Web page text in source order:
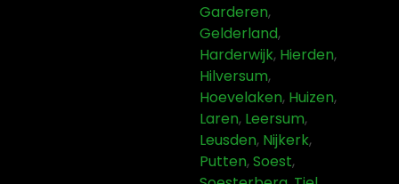
Garderen,
Gelderland,
Harderwijk, Hierden,
Hilversum,
Hoevelaken, Huizen,
Laren, Leersum,
Leusden, Nijkerk,
Putten,Soest,